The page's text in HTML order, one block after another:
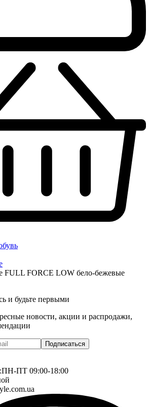
FULL FORCE LOW бело-бежевые
и будьте первыми
новости, акции и распродажи,
Подписаться
ПН-ПТ 09:00-18:00